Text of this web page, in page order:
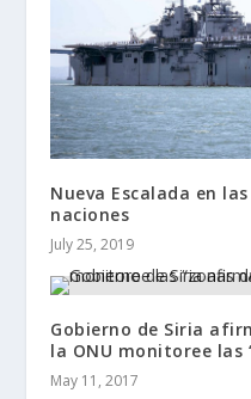
Nueva Escalada en
naciones
July 25, 2019
Gobierno de Siria
la ONU monitoree las
May 11, 2017